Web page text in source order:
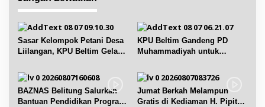
p
o
s
Sasar Kelompok Petani Desa
Liilangan, KPU Beltim Gelar
KPU Beltim Gandeng PD
Muhammadiyah untuk
BAZNAS Belitung Salurkan
Bantuan Pendidikan Program
Jumat Berkah Melampun
Gratis di Kediaman H. Pipit